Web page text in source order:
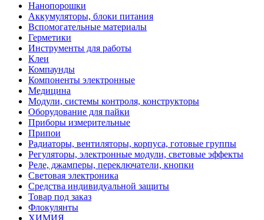
Нанопорошки
Аккумуляторы, блоки питания
Вспомогательные материалы
Герметики
Инструменты для работы
Клеи
Компаунды
Компоненты электронные
Медицина
Модули, системы контроля, конструкторы
Оборудование для пайки
Приборы измерительные
Припои
Радиаторы, вентиляторы, корпуса, готовые группы
Регуляторы, электронные модули, световые эффекты
Реле, джамперы, переключатели, кнопки
Световая электроника
Средства индивидуальной защиты
Товар под заказ
Флокулянты
ХИМИЯ